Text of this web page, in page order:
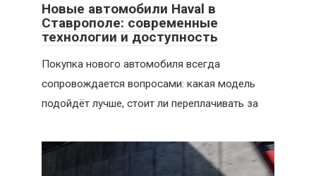
Новые автомобили Haval в
Ставрополе: современные
технологии и доступность
Покупка нового автомобиля всегда
сопровождается вопросами: какая модель
подойдёт лучше, стоит ли переплачивать за